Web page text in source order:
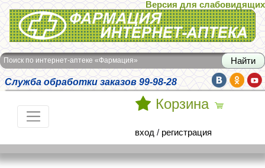
Интернет-аптека Фармация
Версия для слабовидящих
Поиск по интернет-аптеке «Фармация»
Служба обработки заказов 99-98-28
Корзина
вход / регистрация